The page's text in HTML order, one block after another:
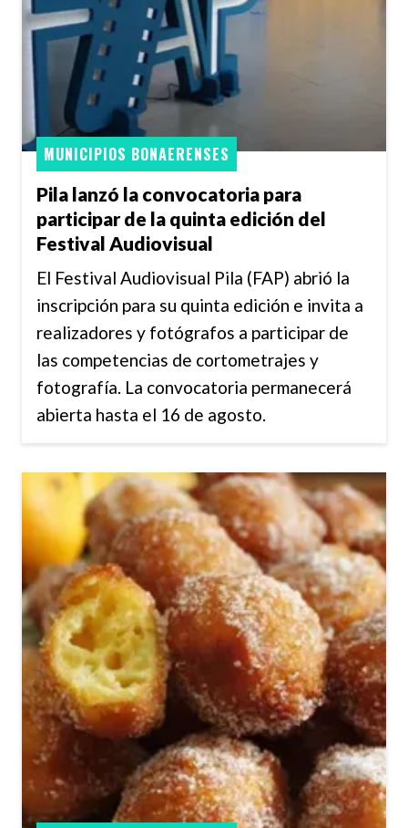
Pila lanzó la convocatoria para
participar de la quinta edición del
Festival Audiovisual
MUNICIPIOS BONAERENSES
El Festival Audiovisual Pila (FAP) abrió la
inscripción para su quinta edición e invita a
realizadores y fotógrafos a participar de
las competencias de cortometrajes y
fotografía. La convocatoria permanecerá
abierta hasta el 16 de agosto.